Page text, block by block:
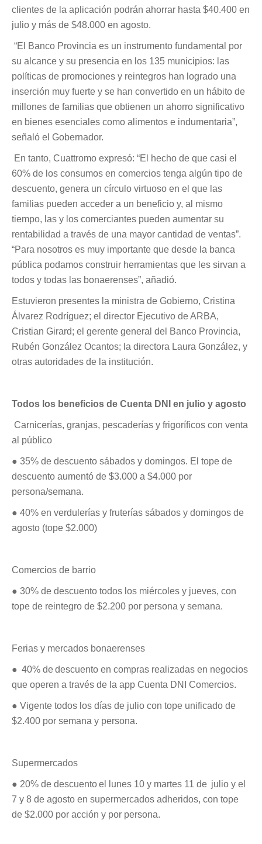
clientes de la aplicación podrán ahorrar hasta $40.400 en
julio y más de $48.000 en agosto.
“El Banco Provincia es un instrumento fundamental por
su alcance y su presencia en los 135 municipios: las
políticas de promociones y reintegros han logrado una
inserción muy fuerte y se han convertido en un hábito de
millones de familias que obtienen un ahorro significativo
en bienes esenciales como alimentos e indumentaria”,
señaló el Gobernador.
En tanto, Cuattromo expresó: “El hecho de que casi el
60% de los consumos en comercios tenga algún tipo de
descuento, genera un círculo virtuoso en el que las
familias pueden acceder a un beneficio y, al mismo
tiempo, las y los comerciantes pueden aumentar su
rentabilidad a través de una mayor cantidad de ventas”.
“Para nosotros es muy importante que desde la banca
pública podamos construir herramientas que les sirvan a
todos y todas las bonaerenses”, añadió.
Estuvieron presentes la ministra de Gobierno, Cristina
Álvarez Rodríguez; el director Ejecutivo de ARBA,
Cristian Girard; el gerente general del Banco Provincia,
Rubén González Ocantos; la directora Laura González, y
otras autoridades de la institución.
Todos los beneficios de Cuenta DNI en julio y agosto
Carnicerías, granjas, pescaderías y frigoríficos con venta
al público
● 35% de descuento sábados y domingos. El tope de
descuento aumentó de $3.000 a $4.000 por
persona/semana.
● 40% en verdulerías y fruterías sábados y domingos de
agosto (tope $2.000)
Comercios de barrio
● 30% de descuento todos los miércoles y jueves, con
tope de reintegro de $2.200 por persona y semana.
Ferias y mercados bonaerenses
● 40% de descuento en compras realizadas en negocios
que operen a través de la app Cuenta DNI Comercios.
● Vigente todos los días de julio con tope unificado de
$2.400 por semana y persona.
Supermercados
● 20% de descuento el lunes 10 y martes 11 de julio y el
7 y 8 de agosto en supermercados adheridos, con tope
de $2.000 por acción y por persona.